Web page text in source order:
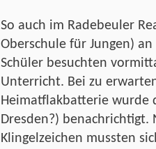
So auch im Radebeuler
Oberschule für Jungen)
Schüler besuchten
Unterricht. Bei zu
Heimatflakbatterie wurde
Dresden?)
Klingelzeichen mussten